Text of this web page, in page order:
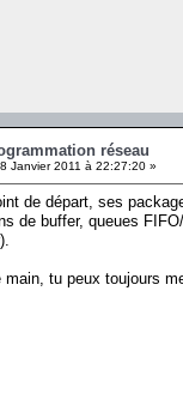
réseau
Janvier 2011 à 22:27:20 »
de départ, ses
de buffer, queues
tu peux toujours